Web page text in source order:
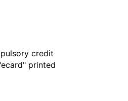
credit
printed